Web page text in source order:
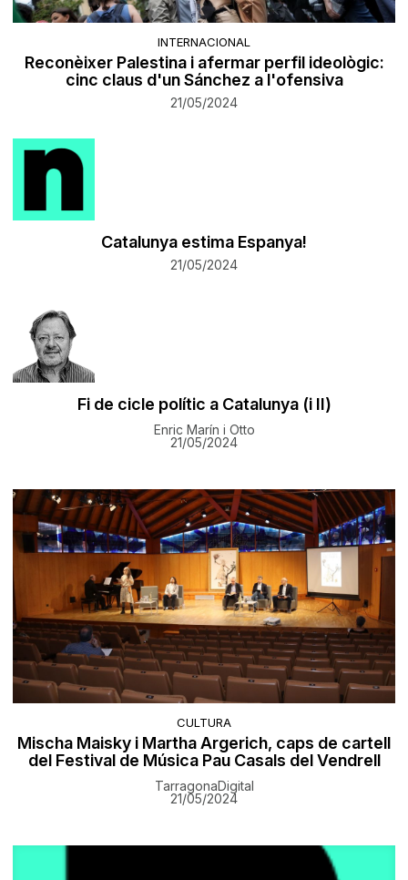
INTERNACIONAL
Reconèixer Palestina i afermar perfil ideològic:
cinc claus d'un Sánchez a l'ofensiva
21/05/2024
Catalunya estima Espanya!
21/05/2024
Fi de cicle polític a Catalunya (i II)
Enric Marín i Otto
21/05/2024
CULTURA
Mischa Maisky i Martha Argerich, caps de cartell
del Festival de Música Pau Casals del Vendrell
TarragonaDigital
21/05/2024